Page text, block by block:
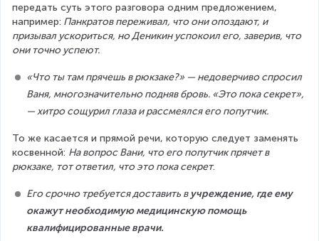
передать суть этого разговора одним предложением,
например: Панкратов переживал, что они опоздают, и
призывал ускориться, но Деникин успокоил его, заверив, что
они точно успеют.
«Что ты там прячешь в рюкзаке?» — недоверчиво спросил
Ваня, многозначительно подняв бровь. «Это пока секрет»,
— хитро сощурил глаза и рассмеялся его попутчик.
То же касается и прямой речи, которую следует заменять
косвенной: На вопрос Вани, что его попутчик прячет в
рюкзаке, тот ответил, что это пока секрет.
Его срочно требуется доставить в учреждение, где ему
окажут необходимую медицинскую помощь
квалифицированные врачи.